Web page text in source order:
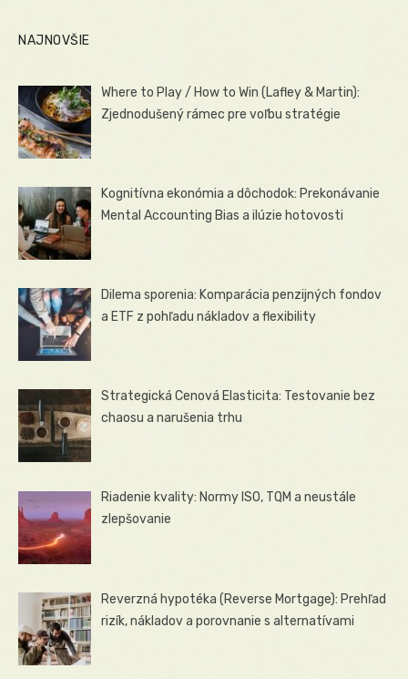
NAJNOVŠIE
Where to Play / How to Win (Lafley & Martin):
Zjednodušený rámec pre voľbu stratégie
Kognitívna ekonómia a dôchodok: Prekonávanie
Mental Accounting Bias a ilúzie hotovosti
Dilema sporenia: Komparácia penzijných fondov
a ETF z pohľadu nákladov a flexibility
Strategická Cenová Elasticita: Testovanie bez
chaosu a narušenia trhu
Riadenie kvality: Normy ISO, TQM a neustále
zlepšovanie
Reverzná hypotéka (Reverse Mortgage): Prehľad
rizík, nákladov a porovnanie s alternatívami